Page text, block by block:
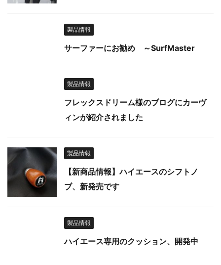
製品情報
サーファーにお勧め ～SurfMaster
製品情報
フレックスドリーム様のブログにカーヴ
ィンが紹介されました
製品情報
【新商品情報】ハイエースのシフトノ
ブ、新発売です
製品情報
ハイエース専用のクッション、開発中